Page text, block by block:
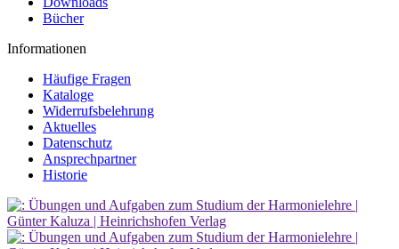
Bücher
Informationen
Häufige Fragen
Kataloge
Widerrufsbelehrung
Aktuelles
Datenschutz
Ansprechpartner
Historie